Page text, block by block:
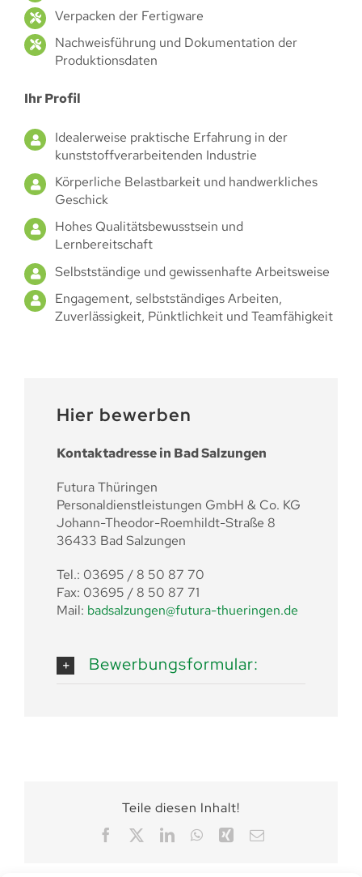
Verpacken der Fertigware
Nachweisführung und Dokumentation der
Produktionsdaten
Ihr Profil
Idealerweise praktische Erfahrung in der
kunststoffverarbeitenden Industrie
Körperliche Belastbarkeit und handwerkliches
Geschick
Hohes Qualitätsbewusstsein und
Lernbereitschaft
Selbstständige und gewissenhafte Arbeitsweise
Engagement, selbstständiges Arbeiten,
Zuverlässigkeit, Pünktlichkeit und Teamfähigkeit
Hier bewerben
Kontaktadresse in Bad Salzungen
Futura Thüringen
Personaldienstleistungen GmbH & Co. KG
Johann-Theodor-Roemhildt-Straße 8
36433 Bad Salzungen
Tel.: 03695 / 8 50 87 70
Fax: 03695 / 8 50 87 71
Mail: badsalzungen@futura-thueringen.de
Bewerbungsformular:
Teile diesen Inhalt!
Facebook
X LinkedInWhatsApp
XingE-